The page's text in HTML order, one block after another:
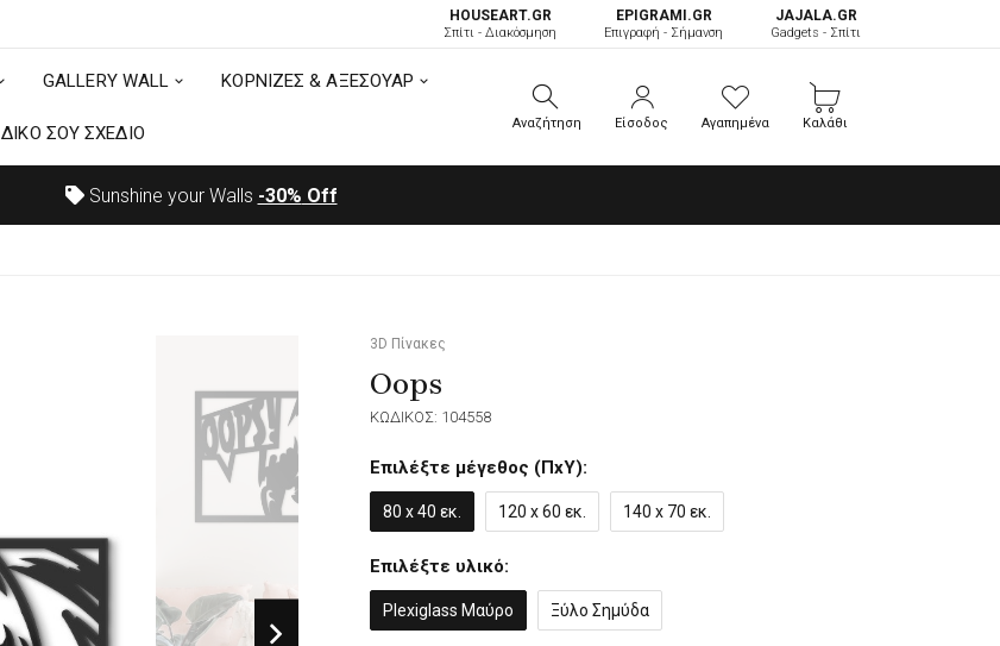
ΔΙΚΟ ΣΟΥ ΣΧΕΔΙΟ
HOUSEART.GR
Σπίτι - Διακόσμηση
ΕPIGRAMI.GR
Επιγραφή - Σήμανση
JAJALA.GR
Gadgets - Σπίτι
GALLERY WALL ΚΟΡΝΙΖΕΣ & ΑΞΕΣΟΥΑΡ
ΔΙΚΟ ΣΟΥ ΣΧΕΔΙΟ Αναζήτηση Είσοδος Αγαπημένα Καλάθι
Sunshine your Walls -30% Off
3D Πίνακες
Oops
ΚΩΔΙΚΟΣ: 104558
Επιλέξτε μέγεθος (ΠxΥ):
80 x 40 εκ. 120 x 60 εκ. 140 x 70 εκ.
Επιλέξτε υλικό:
Plexiglass Μαύρο Ξύλο Σημύδα